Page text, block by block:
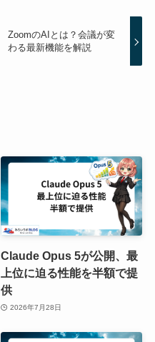
ZoomのAIとは？会議が変
わる最新機能を解説
Claude Opus 5が公開、最
上位に迫る性能を半額で提
供
2026年7月28日